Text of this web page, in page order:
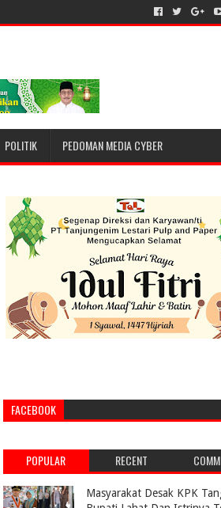
POLITIK PEDOMAN MEDIA CYBER
FACEBOOK
POPULAR RECENT
Masyarakat Desak KPK